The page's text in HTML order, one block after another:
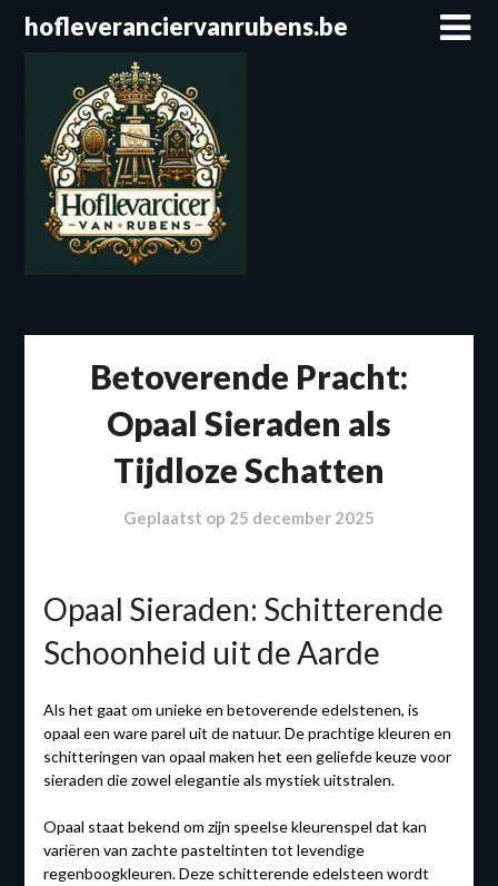
Spring
naar
hofleveranciervanrubens.be
Betoverende Pracht:
Opaal Sieraden als
Tijdloze Schatten
Geplaatst op 25 december 2025
Opaal Sieraden: Schitterende
Schoonheid uit de Aarde
Als het gaat om unieke en betoverende edelstenen, is
opaal een ware parel uit de natuur. De prachtige kleuren en
schitteringen van opaal maken het een geliefde keuze voor
sieraden die zowel elegantie als mystiek uitstralen.
Opaal staat bekend om zijn speelse kleurenspel dat kan
variëren van zachte pasteltinten tot levendige
regenboogkleuren. Deze schitterende edelsteen wordt